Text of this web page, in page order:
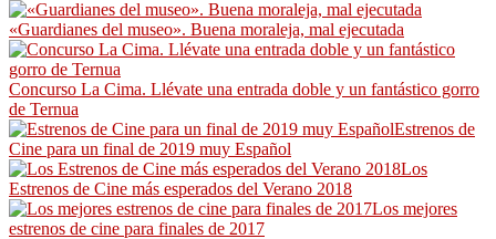
«Guardianes del museo». Buena moraleja, mal ejecutada
Concurso La Cima. Llévate una entrada doble y un fantástico gorro
de Ternua
Estrenos de
Cine para un final de 2019 muy Español
Los
Estrenos de Cine más esperados del Verano 2018
Los mejores
estrenos de cine para finales de 2017